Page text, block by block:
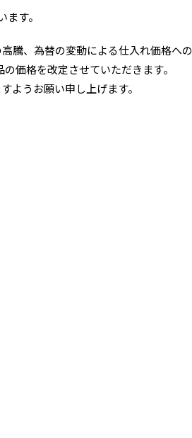
す。
騰、為替の変動による仕入れ価格へ
価格を改定させていただきます。
ようお願い申し上げます。